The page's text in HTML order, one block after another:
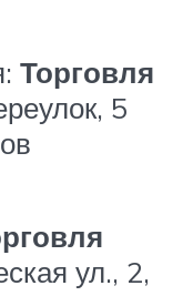
Торговля
5
ул., 2,